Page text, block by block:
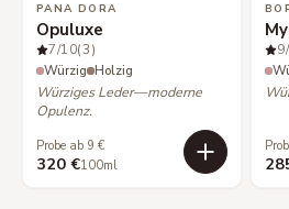
PANA DORA
Opuluxe
7/10(3)
Würzig Holzig
Würziges Leder—moderne
Opulenz.
Probe ab 9 €
320 €100ml
9